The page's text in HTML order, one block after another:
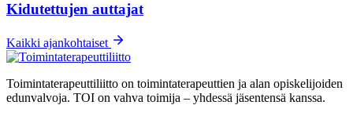
Kidutettujen auttajat
Kaikki ajankohtaiset
Toimintaterapeuttiliitto on toimintaterapeuttien ja alan opiskelijoiden
edunvalvoja. TOI on vahva toimija – yhdessä jäsentensä kanssa.